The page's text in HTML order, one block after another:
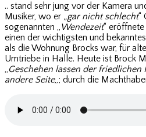
.. stand sehr jung vor der Kamera
Musiker, wo er „gar nicht schlecht“
sogenannten „Wendezeit“
einen der wichtigsten und
als die Wohnung Brocks war, für
Umtriebe in Halle. Heute ist Brock
„Geschehen lassen der
andere Seite„; durch die